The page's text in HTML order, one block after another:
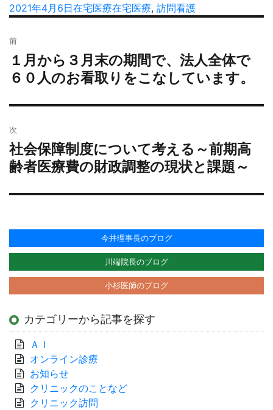
稿
投
日:
2021年4月6日カ
ー
在宅医療タ
在宅医療, 訪問看護
稿
ナ
ビ
シ
ョ
ン
前
過
去
投
１月から３月末の期間で、法人全体で
６０人のお看取りをこなしています。
次
次
の
投
稿:
社会保障制度について考える～前期高
齢者医療費の財政調整の現状と課題～
今井理事長のブログ
川端院長のブログ
小杉医師のブログ
カテゴリーから記事を探す
ＡＩ
オンライン診療
お知らせ
クリニックのことなど
クリニック訪問